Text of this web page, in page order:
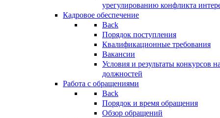
урегулированию конфликта
Кадровое обеспечение
Back
Порядок поступления
Квалификационные требования
Вакансии
Условия и результаты конкурсов
должностей
Работа с обращениями
Back
Порядок и время обращения
Обзор обращений